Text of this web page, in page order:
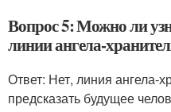
Вопрос 5: Можно ли
линии ангела-
Ответ: Нет, линия ангела-
предсказать будущее